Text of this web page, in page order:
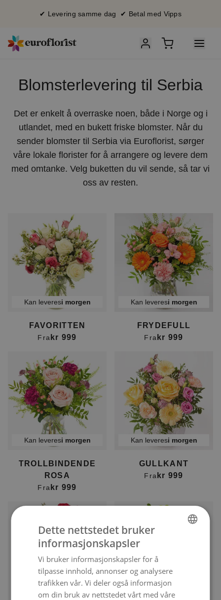
✔ Levering samme dag ✔ Betal med Vipps
Blomsterlevering til Serbia
Det er enkelt å overraske noen, både i Norge og i
utlandet, med en bukett friske blomster. Når du
sender blomster til Serbia via Euroflorist, sørger
våre lokale florister for å arrangere og levere dem
med omtanke. Velg buketten du vil sende, så tar vi
oss av resten.
Kan leveresi morgen
FAVORITTEN
Fra kr 999
Kan leveresi morgen
FRYDEFULL
Fra kr 999
Kan leveresi morgen
TROLLBINDENDE
ROSA
Fra kr 999
Kan leveresi morgen
GULLKANT
Fra kr 999
Kan leveres i morgen Kan leveres 12. august
ENGLISH
Dette nettstedet bruker
informasjonskapsler
Vi bruker informasjonskapsler for å
tilpasse innhold, annonser og analysere
trafikken vår. Vi deler også informasjon
om din bruk av nettstedet vårt med våre